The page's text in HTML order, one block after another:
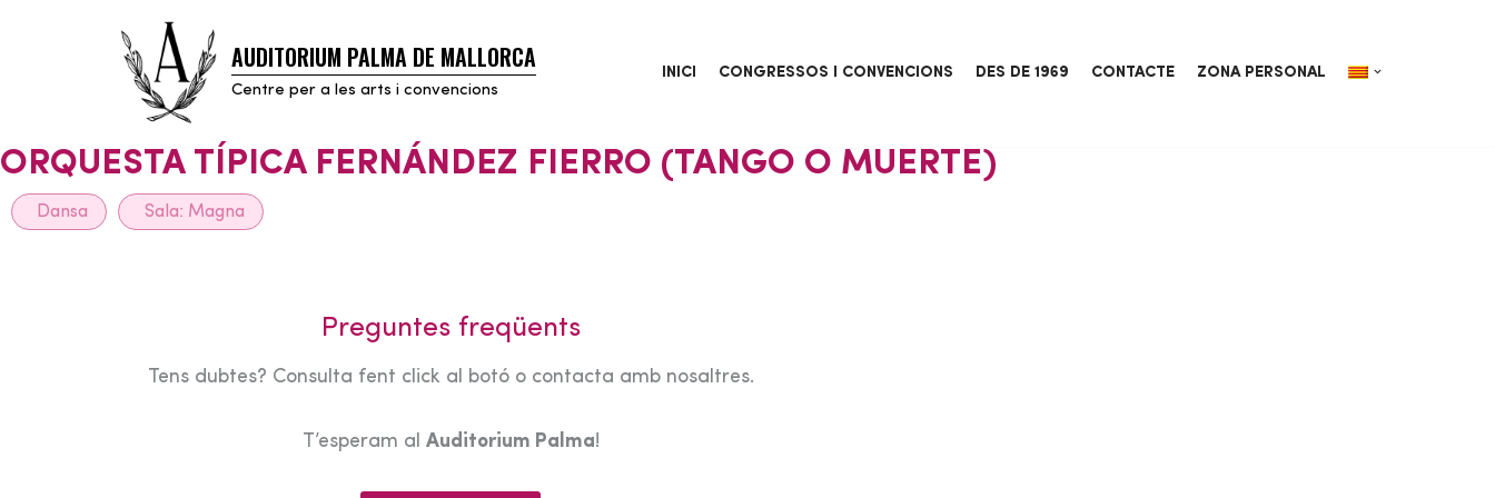
AUDITORIUM PALMA DE MALLORCA
Centre per a les arts i convencions
INICI CONGRESSOS I CONVENCIONS DES DE 1969 CONTACTE ZONA PERSONAL
ORQUESTA TÍPICA FERNÁNDEZ FIERRO (TANGO O MUERTE)
Dansa Sala: Magna
Preguntes freqüents
Tens dubtes? Consulta fent click al botó o contacta amb nosaltres.
T’esperam al Auditorium Palma!